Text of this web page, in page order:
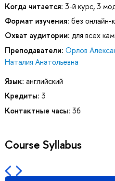
Когда читается: 3-й курс, 3
Формат изучения: без онлайн-
Охват аудитории: для всех
Преподаватели: Орлов
Наталия Анатольевна
Язык: английский
Кредиты: 3
Контактные часы: 36
Course Syllabus